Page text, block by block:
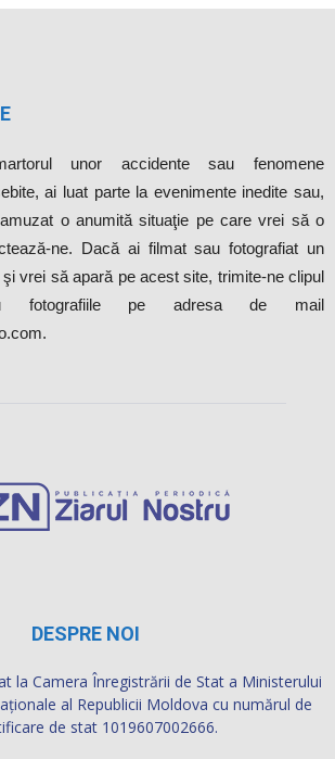
unor accidente sau fenomene
ai luat parte la evenimente inedite sau,
o anumită situaţie pe care vrei să o
ne. Dacă ai filmat sau fotografiat un
vrei să apară pe acest site, trimite-ne clipul
fotografiile pe adresa de mail
DESPRE NOI
la Camera Înregistrării de Stat a Ministerului
al Republicii Moldova cu numărul de
de stat 1019607002666.